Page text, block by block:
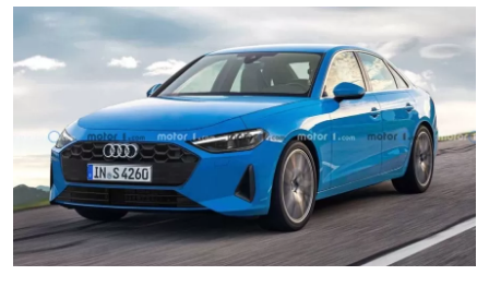
İkinci El & Alım-Satım
Bakım & Arıza Çözümleri
Elektrikli & Hibrit
Kiralama & Filo
Sürüş & Güvenlik
Lastik & Jant